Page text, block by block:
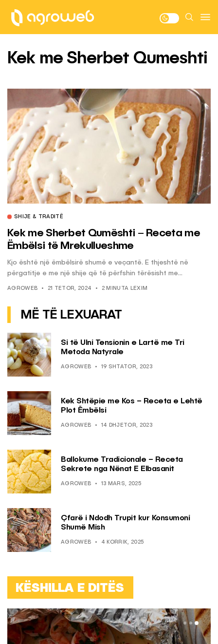
Kek me Sherbet Qumeshti
SHIJE & TRADITË
Kek me Sherbet Qumështi – Receta me
Ëmbëlsi të Mrekullueshme
Kjo është një ëmbëlsirë shumë e veçantë. E thjeshtë në
përgatitje e me një shije që të përfshin tërësisht me...
AGROWEB 21 TETOR, 2024 2 MINUTA LEXIM
MË TË LEXUARAT
Si të Ulni Tensionin e Lartë me Tri
Metoda Natyrale
AGROWEB 19 SHTATOR, 2023
Kek Shtëpie me Kos – Receta e Lehtë
Plot Ëmbëlsi
AGROWEB 14 DHJETOR, 2023
Ballokume Tradicionale – Receta
Sekrete nga Nënat E Elbasanit
AGROWEB 13 MARS, 2025
Çfarë i Ndodh Trupit kur Konsumoni
Shumë Mish
AGROWEB 4 KORRIK, 2025
KËSHILLA E DITËS